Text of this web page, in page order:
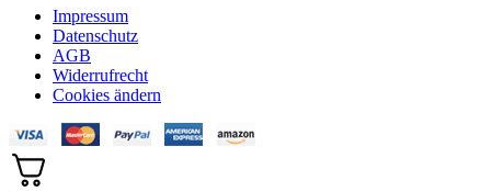
Impressum
Datenschutz
AGB
Widerrufrecht
Cookies ändern